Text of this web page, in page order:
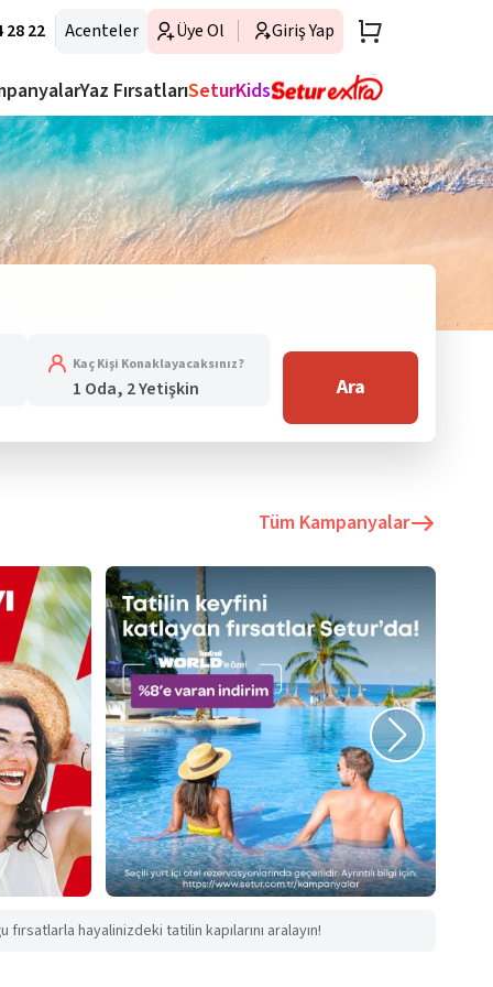
28 22 Acenteler Üye Ol Giriş Yap
Yaz FırsatlarıSeturKids
Kaç Kişi Konaklayacaksınız?
1 Oda, 2 Yetişkin Ara
Tüm Kampanyalar
hayalinizdeki tatilin kapılarını aralayın!